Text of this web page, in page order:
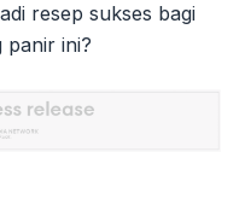
resep sukses bagi
panir ini?